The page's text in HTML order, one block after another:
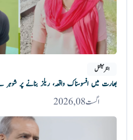
انٹرنیشنل
بھارت میں افسوسناک واقعہ، ریلز بنانے پر
اگست 08, 2026